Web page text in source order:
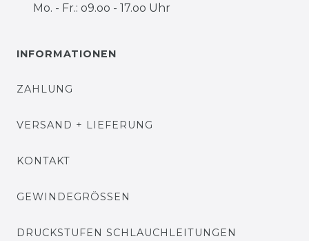
Mo. - Fr.: o9.oo - 17.oo Uhr
INFORMATIONEN
ZAHLUNG
VERSAND + LIEFERUNG
KONTAKT
GEWINDEGRÖSSEN
DRUCKSTUFEN SCHLAUCHLEITUNGEN